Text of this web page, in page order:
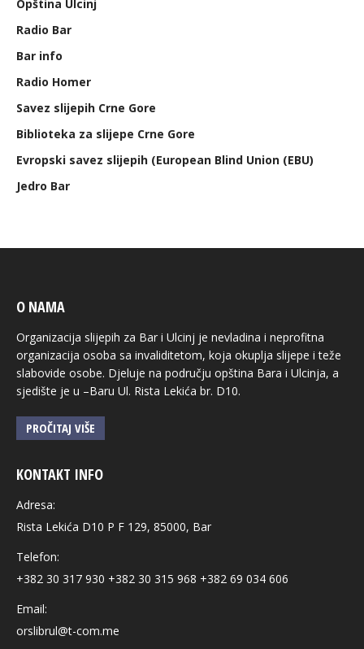
Opština Ulcinj
Radio Bar
Bar info
Radio Homer
Savez slijepih Crne Gore
Biblioteka za slijepe Crne Gore
Evropski savez slijepih (European Blind Union (EBU)
Jedro Bar
O NAMA
Organizacija slijepih za Bar i Ulcinj je nevladina i neprofitna
organizacija osoba sa invaliditetom, koja okuplja slijepe i teže
slabovide osobe. Djeluje na području opština Bara i Ulcinja, a
sjedište je u –Baru Ul. Rista Lekića br. D10.
PROČITAJ VIŠE
KONTAKT INFO
Adresa:
Rista Lekića D10 P F 129, 85000, Bar
Telefon:
+382 30 317 930 +382 30 315 968 +382 69 034 606
Email:
orslibrul@t-com.me